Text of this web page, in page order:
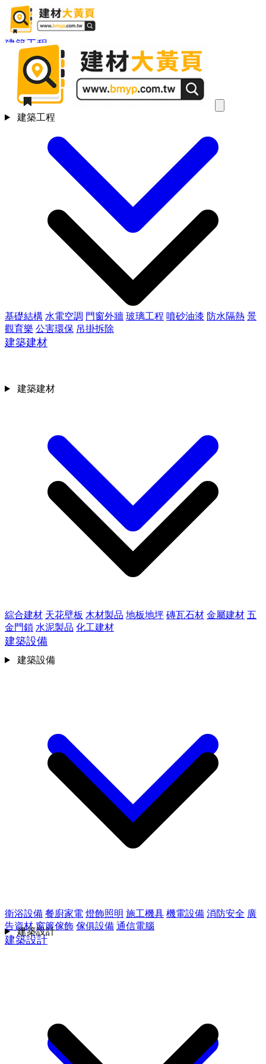
建築工程
基礎結構 水電空調 門窗外牆 玻璃工程 噴砂油漆 防水隔熱 景
觀育樂 公害環保 吊掛拆除
建築建材
綜合建材 天花壁板 木材製品 地板地坪 磚瓦石材 金屬建材 五
金門鎖 水泥製品 化工建材
建築設備
衛浴設備 餐廚家電 燈飾照明 施工機具 機電設備 消防安全 廣
告資材 窗簾傢飾 傢俱設備 通信電腦
建築設計
建築工程
建築建材
建築設備
建築設計